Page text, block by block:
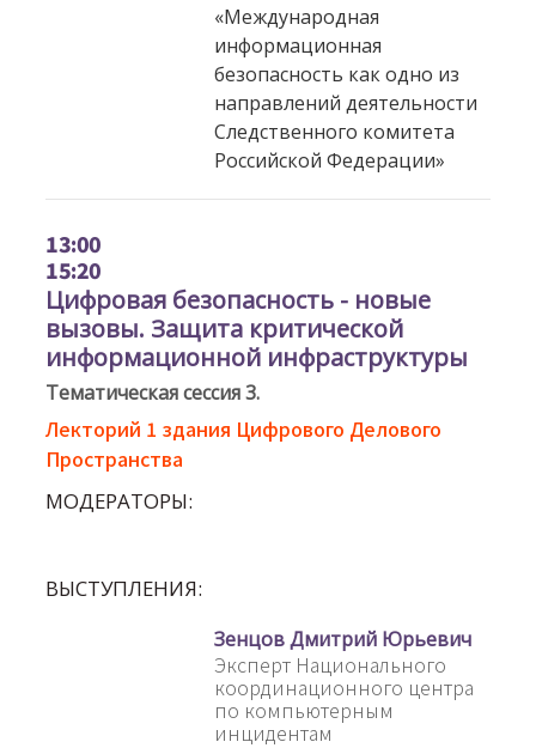
«Международная
информационная
безопасность как одно из
направлений деятельности
Следственного комитета
Российской Федерации»
13:00
15:20
Цифровая безопасность - новые
вызовы. Защита критической
информационной инфраструктуры
Тематическая сессия 3.
Лекторий 1 здания Цифрового Делового
Пространства
МОДЕРАТОРЫ:
ВЫСТУПЛЕНИЯ:
Зенцов Дмитрий Юрьевич
Эксперт Национального
координационного центра
по компьютерным
инцидентам